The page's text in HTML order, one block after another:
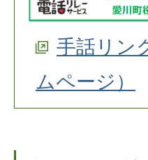
手話リン
ムページ）